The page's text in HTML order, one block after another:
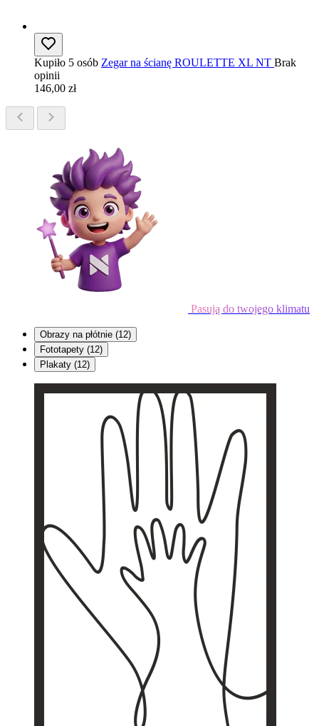
Kupiło 5 osób Zegar na ścianę ROULETTE XL NT Brak
opinii
146,00 zł
Pasują do twojego klimatu
Obrazy na płótnie (12)
Fototapety (12)
Plakaty (12)